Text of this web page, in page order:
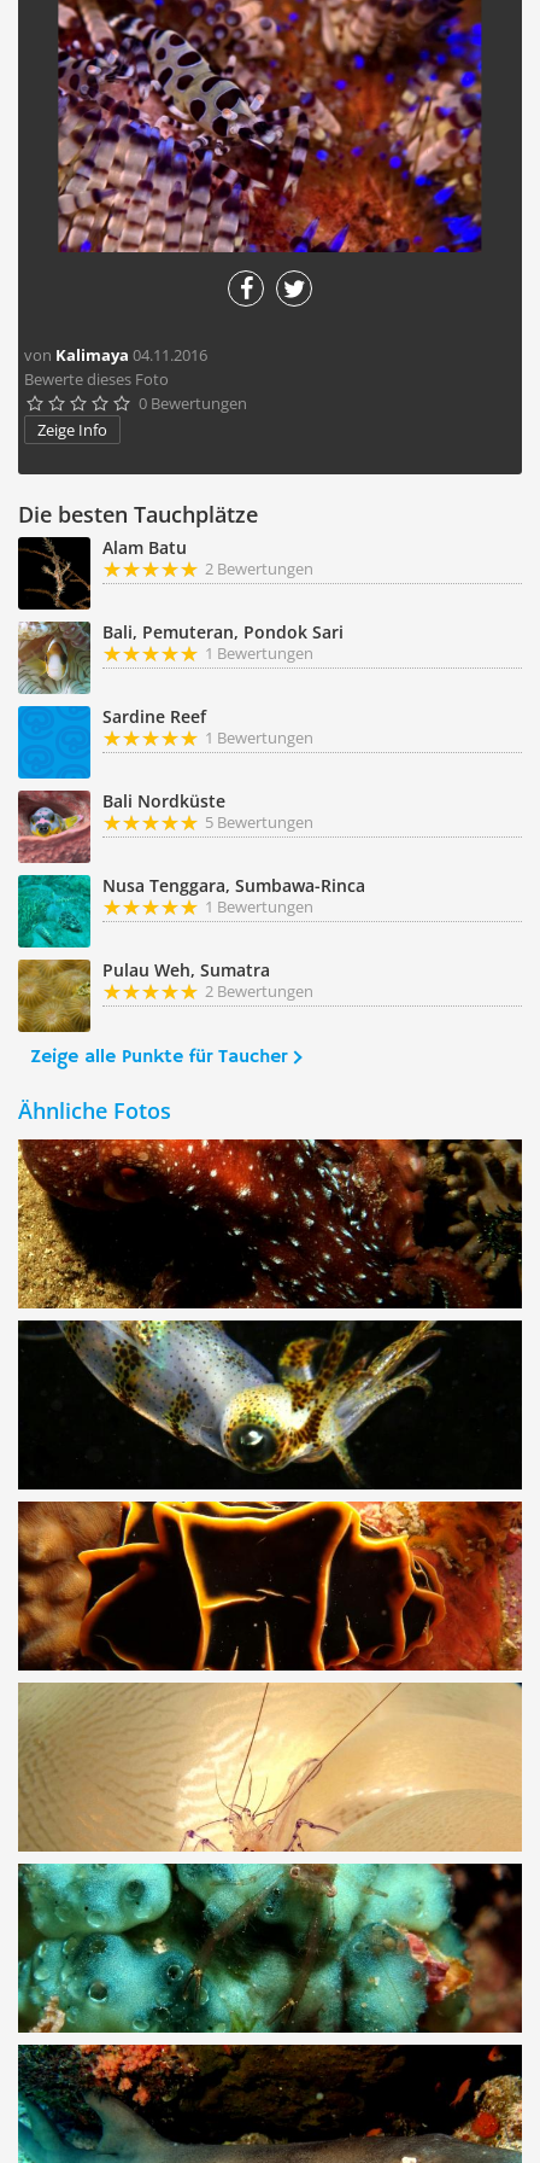
von Kalimaya 04.11.2016
Bewerte dieses Foto
     0 Bewertungen
Zeige Info
Die besten Tauchplätze
Alam Batu
2 Bewertungen
Bali, Pemuteran, Pondok Sari
1 Bewertungen
Sardine Reef
1 Bewertungen
Bali Nordküste
5 Bewertungen
Nusa Tenggara, Sumbawa-Rinca
1 Bewertungen
Pulau Weh, Sumatra
2 Bewertungen
Zeige alle Punkte für Taucher
Ähnliche Fotos